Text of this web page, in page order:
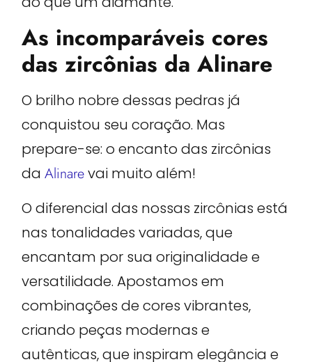
As incomparáveis cores
das zircônias da Alinare
O brilho nobre dessas pedras já
conquistou seu coração. Mas
prepare-se: o encanto das zircônias
daAlinarevai muito além!
O diferencial das nossas zircônias está
nas tonalidades variadas, que
encantam por sua originalidade e
versatilidade. Apostamos em
combinações de cores vibrantes,
criando peças modernas e
autênticas, que inspiram elegância e